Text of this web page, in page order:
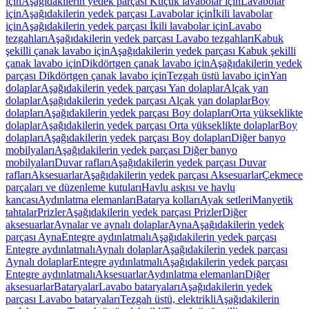
içinAşağıdakilerin yedek parçası Lavabolar içinİkili lavabolar
içinAşağıdakilerin yedek parçası İkili lavabolar içinLavabo
tezgahlarıAşağıdakilerin yedek parçası Lavabo tezgahlarıKabuk
şekilli çanak lavabo içinAşağıdakilerin yedek parçası Kabuk şekilli
çanak lavabo içinDikdörtgen çanak lavabo içinAşağıdakilerin yedek
parçası Dikdörtgen çanak lavabo içinTezgah üstü lavabo içinYan
dolaplarAşağıdakilerin yedek parçası Yan dolaplarAlçak yan
dolaplarAşağıdakilerin yedek parçası Alçak yan dolaplarBoy
dolaplarıAşağıdakilerin yedek parçası Boy dolaplarıOrta yükseklikte
dolaplarAşağıdakilerin yedek parçası Orta yükseklikte dolaplarBoy
dolaplarıAşağıdakilerin yedek parçası Boy dolaplarıDiğer banyo
mobilyalarıAşağıdakilerin yedek parçası Diğer banyo
mobilyalarıDuvar raflarıAşağıdakilerin yedek parçası Duvar
raflarıAksesuarlarAşağıdakilerin yedek parçası AksesuarlarÇekmece
parçaları ve düzenleme kutularıHavlu askısı ve havlu
kancasıAydınlatma elemanlarıBatarya kollarıAyak setleriManyetik
tahtalarPrizlerAşağıdakilerin yedek parçası PrizlerDiğer
aksesuarlarAynalar ve aynalı dolaplarAynaAşağıdakilerin yedek
parçası AynaEntegre aydınlatmalıAşağıdakilerin yedek parçası
Entegre aydınlatmalıAynalı dolaplarAşağıdakilerin yedek parçası
Aynalı dolaplarEntegre aydınlatmalıAşağıdakilerin yedek parçası
Entegre aydınlatmalıAksesuarlarAydınlatma elemanlarıDiğer
aksesuarlarBataryalarLavabo bataryalarıAşağıdakilerin yedek
parçası Lavabo bataryalarıTezgah üstü, elektrikliAşağıdakilerin